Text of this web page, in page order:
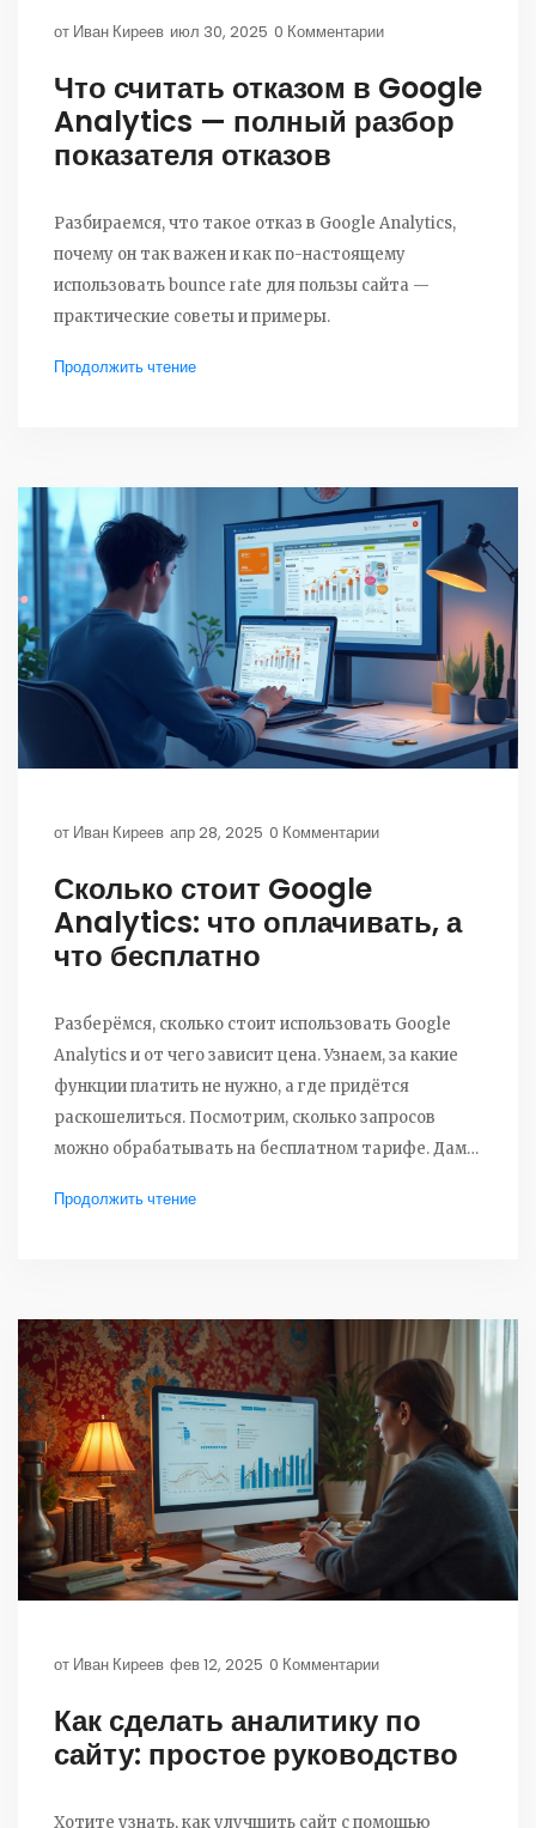
от Иван Киреев июл 30, 2025 0 Комментарии
Что считать отказом в Google
Analytics — полный разбор
показателя отказов
Разбираемся, что такое отказ в Google Analytics,
почему он так важен и как по-настоящему
использовать bounce rate для пользы сайта —
практические советы и примеры.
Продолжить чтение
от Иван Киреев апр 28, 2025 0 Комментарии
Сколько стоит Google
Analytics: что оплачивать, а
что бесплатно
Разберёмся, сколько стоит использовать Google
Analytics и от чего зависит цена. Узнаем, за какие
функции платить не нужно, а где придётся
раскошелиться. Посмотрим, сколько запросов
можно обрабатывать на бесплатном тарифе. Дам
оптимальный вариант. В статье есть цифры,
Продолжить чтение
от Иван Киреев фев 12, 2025 0 Комментарии
Как сделать аналитику по
сайту: простое руководство
Хотите узнать, как улучшить сайт с помощью